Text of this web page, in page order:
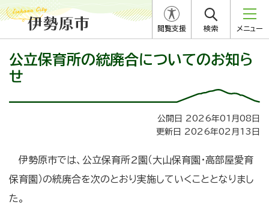
閲覧支援 検索 メニュー
公立保育所の統廃合についてのお知ら
せ
公開日 2026年01月08日
更新日 2026年02月13日
伊勢原市では、公立保育所2園（大山保育園・高部屋愛育
保育園）の統廃合を次のとおり実施していくこととなりまし
た。